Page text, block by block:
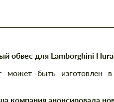
обвес для Lamborghini
может быть изготовлен
компания анонсировала